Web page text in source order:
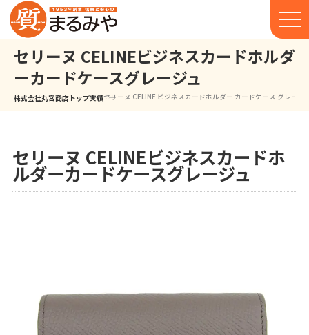
セリーヌ CELINEビジネスカードホルダ
ーカードケースグレージュ
株式会社丸宮商店トップ⁩実績セリーヌ CELINE ビジネスカードホルダー カードケース グレージ
セリーヌ CELINEビジネスカードホ
ルダーカードケースグレージュ